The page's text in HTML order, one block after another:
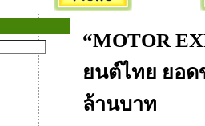
“MOTOR
ยนต์ไทย ยอด
ล้านบาท